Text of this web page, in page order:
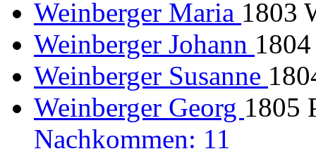
Weinberger Maria 1803
Weinberger Johann
Weinberger Susanne
Weinberger Georg 1805
Nachkommen: 11